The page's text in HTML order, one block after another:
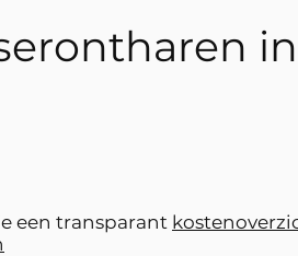
in
een transparant